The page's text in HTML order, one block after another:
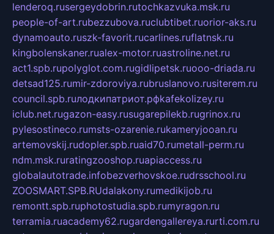
lenderoq.rusergeydobrin.rutochkazvuka.msk.ru
people-of-art.rubezzubova.ruclubtibet.ruorior-aks.ru
dynamoauto.ruszk-favorit.rucarlines.ruflatnsk.ru
kingbolenskaner.rualex-motor.ruastroline.net.ru
act1.spb.rupolyglot.com.rugidlipetsk.ruooo-driada.ru
detsad125.rumir-zdoroviya.rubruslanovo.rusiterem.ru
council.spb.ruлодкипатриот.рфkafekolizey.ru
iclub.net.rugazon-easy.rusugarepilekb.rugrinox.ru
pylesostineco.rumsts-ozarenie.rukameryjooan.ru
artemovskij.rudopler.spb.ruaid70.rumetall-perm.ru
ndm.msk.ruratingzooshop.ruapiaccess.ru
globalautotrade.infobezverhovskoe.rudrsschool.ru
ZOOSMART.SPB.RUdalakony.rumedikijob.ru
remontt.spb.ruphotostudia.spb.rumyragon.ru
terramia.ruacademy62.rugardengallereya.rurti.com.ru